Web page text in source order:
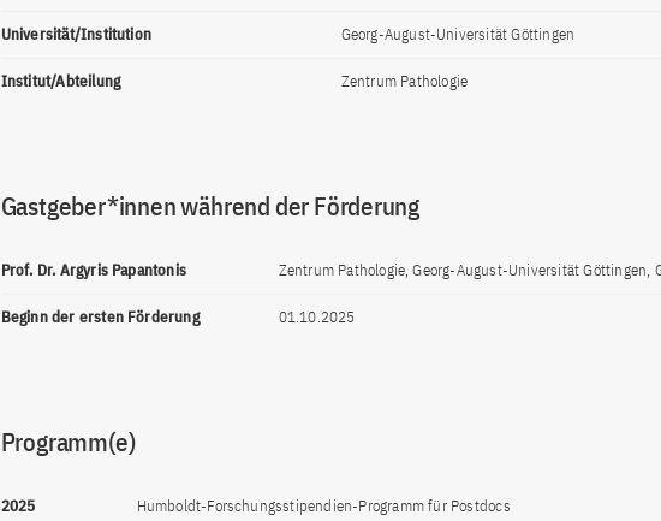
Universität/Institution Georg-August-Universität Göttingen
Institut/Abteilung Zentrum Pathologie
Gastgeber*innen während der Förderung
Prof. Dr. Argyris Papantonis Zentrum Pathologie, Georg-August-Universität Göttingen,
Beginn der ersten Förderung 01.10.2025
Programm(e)
2025 Humboldt-Forschungsstipendien-Programm für Postdocs